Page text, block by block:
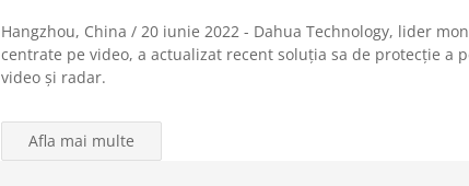
Hangzhou, China / 20 iunie 2022 - Dahua Technology, lider
centrate pe video, a actualizat recent soluția sa de protecție
video și radar.
Afla mai multe